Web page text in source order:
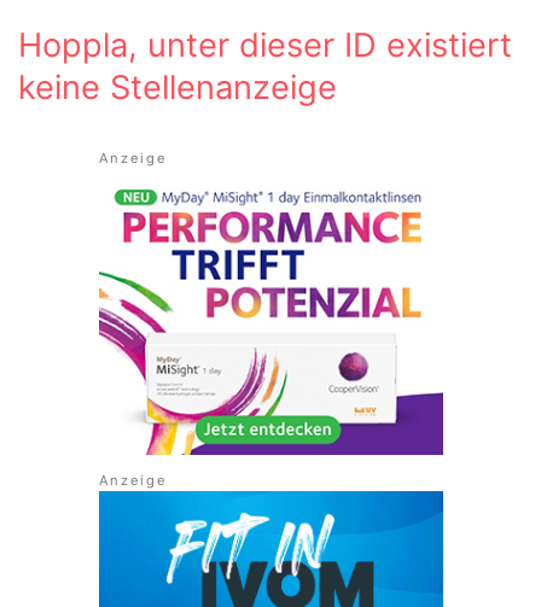
Hoppla, unter dieser ID existiert
keine Stellenanzeige